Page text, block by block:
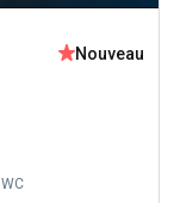
Nouveau
WC